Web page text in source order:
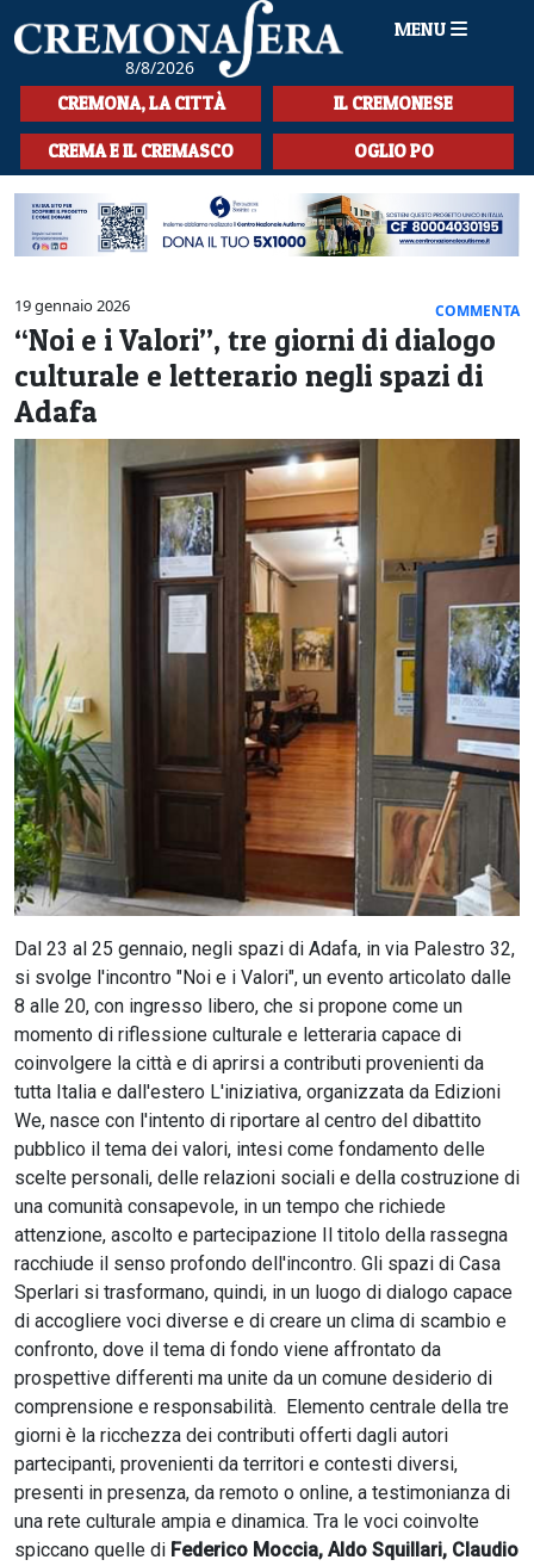
8/8/2026
MENU
HOME
CRONACA
SPORT
LA MUSICA
CULTURA
LA STORIA
SPETTACOLI
L'EDITORIALE
CREMONA, LA CITTÀ IL CREMONESE
CREMA E IL CREMASCO OGLIO PO
19 gennaio 2026 COMMENTA
“Noi e i Valori”, tre giorni di dialogo
culturale e letterario negli spazi di
Adafa
Dal 23 al 25 gennaio, negli spazi di Adafa, in via Palestro 32,
si svolge l'incontro "Noi e i Valori", un evento articolato dalle
8 alle 20, con ingresso libero, che si propone come un
momento di riflessione culturale e letteraria capace di
coinvolgere la città e di aprirsi a contributi provenienti da
tutta Italia e dall'estero L'iniziativa, organizzata da Edizioni
We, nasce con l'intento di riportare al centro del dibattito
pubblico il tema dei valori, intesi come fondamento delle
scelte personali, delle relazioni sociali e della costruzione di
una comunità consapevole, in un tempo che richiede
attenzione, ascolto e partecipazione Il titolo della rassegna
racchiude il senso profondo dell'incontro. Gli spazi di Casa
Sperlari si trasformano, quindi, in un luogo di dialogo capace
di accogliere voci diverse e di creare un clima di scambio e
confronto, dove il tema di fondo viene affrontato da
prospettive differenti ma unite da un comune desiderio di
comprensione e responsabilità. Elemento centrale della tre
giorni è la ricchezza dei contributi offerti dagli autori
partecipanti, provenienti da territori e contesti diversi,
presenti in presenza, da remoto o online, a testimonianza di
una rete culturale ampia e dinamica. Tra le voci coinvolte
spiccano quelle di Federico Moccia, Aldo Squillari, Claudio